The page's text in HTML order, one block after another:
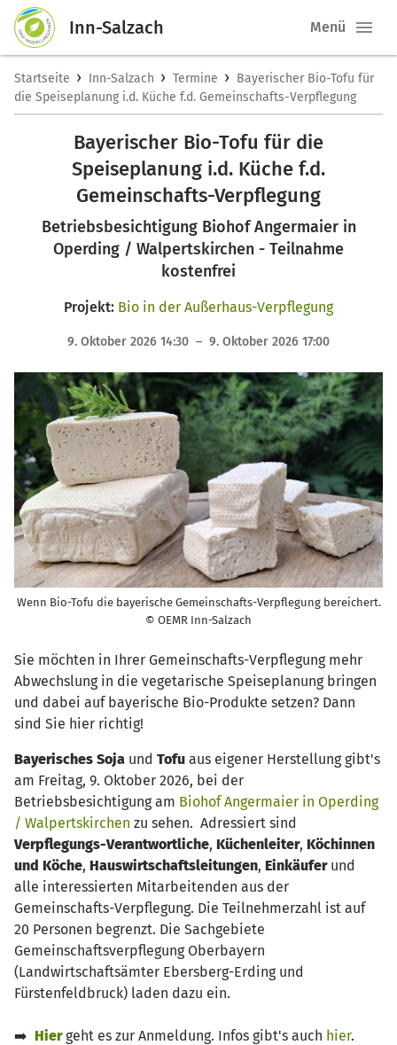
Inn-Salzach Menü
Startseite › Inn-Salzach › Termine › Bayerischer Bio-Tofu für
die Speiseplanung i.d. Küche f.d. Gemeinschafts-Verpflegung
Bayerischer Bio-Tofu für die
Speiseplanung i.d. Küche f.d.
Gemeinschafts-Verpflegung
Betriebsbesichtigung Biohof Angermaier in
Operding / Walpertskirchen - Teilnahme
kostenfrei
Projekt: Bio in der Außerhaus-Verpflegung
9. Oktober 2026 14:30 – 9. Oktober 2026 17:00
Wenn Bio-Tofu die bayerische Gemeinschafts-Verpflegung bereichert.
© OEMR Inn-Salzach
Sie möchten in Ihrer Gemeinschafts-Verpflegung mehr
Abwechslung in die vegetarische Speiseplanung bringen
und dabei auf bayerische Bio-Produkte setzen? Dann
sind Sie hier richtig!
Bayerisches Soja und Tofu aus eigener Herstellung gibt's
am Freitag, 9. Oktober 2026, bei der
Betriebsbesichtigung am Biohof Angermaier in Operding
/ Walpertskirchen zu sehen. Adressiert sind
Verpflegungs-Verantwortliche, Küchenleiter, Köchinnen
und Köche, Hauswirtschaftsleitungen, Einkäuferund
alle interessierten Mitarbeitenden aus der
Gemeinschafts-Verpflegung. Die Teilnehmerzahl ist auf
20 Personen begrenzt. Die Sachgebiete
Gemeinschaftsverpflegung Oberbayern
(Landwirtschaftsämter Ebersberg-Erding und
Fürstenfeldbruck) laden dazu ein.
➡️ Hiergeht es zur Anmeldung. Infos gibt's auch hier.